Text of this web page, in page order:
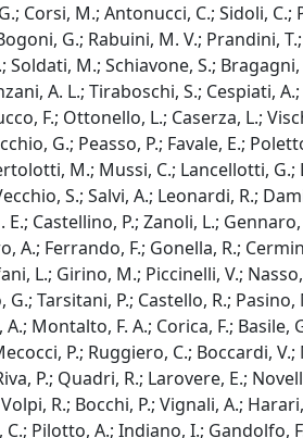
Corsi, M.; Antonucci, C.; Sidoli,
G.; Rabuini, M. V.; Prandini,
M.; Schiavone, S.;
A. L.; Tiraboschi, S.; Cespiati,
F.; Ottonello, L.; Caserza, L.;
G.; Peasso, P.; Favale, E.;
M.; Mussi, C.; Lancellotti, G.;
S.; Salvi, A.; Leonardi, R.;
Castellino, P.; Zanoli, L.;
Ferrando, F.; Gonella, R.;
L.; Girino, M.; Piccinelli, V.;
Tarsitani, P.; Castello, R.;
Montalto, F. A.; Corica, F.;
P.; Ruggiero, C.; Boccardi,
P.; Quadri, R.; Larovere, E.;
R.; Bocchi, P.; Vignali, A.;
Pilotto, A.; Indiano, I.; Gandolfo,